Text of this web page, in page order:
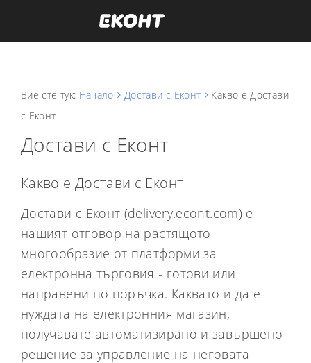
Вие сте тук: Начало Достави с Еконт
Какво е Достави
с Еконт
Достави с Еконт
Какво е Достави с Еконт
Достави с Еконт (delivery.econt.com) е
нашият отговор на растящото
многообразие от платформи за
електронна търговия - готови или
направени по поръчка. Каквато и да е
нуждата на електронния магазин,
получавате автоматизирано и завършено
решение за управление на неговата